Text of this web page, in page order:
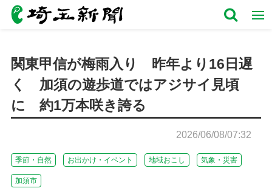
関東甲信が梅雨入り 昨年より16日遅
く 加須の遊歩道ではアジサイ見頃
に 約1万本咲き誇る
2026/06/08/07:32
季節・自然 お出かけ・イベント 地域おこし 気象・災害
加須市